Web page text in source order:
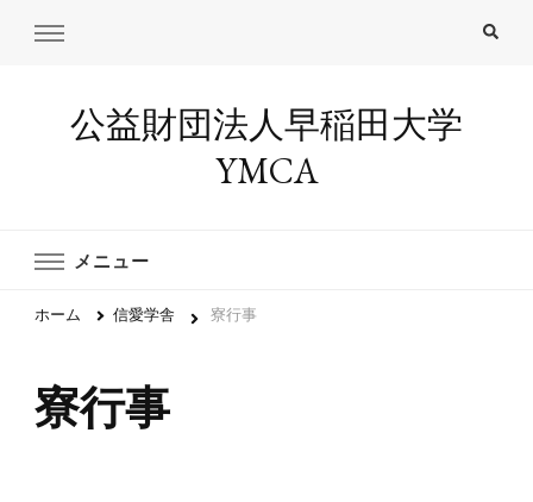
公益財団法人早稲田大学
YMCA
メニュー
ホーム 信愛学舎 寮行事
寮行事